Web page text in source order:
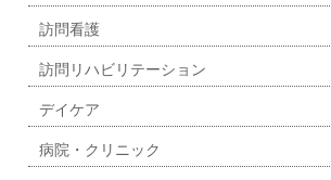
訪問看護
訪問リハビリテーション
デイケア
病院・クリニック